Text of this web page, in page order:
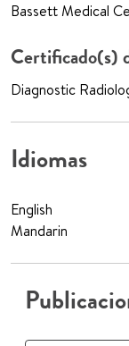
Bassett Medical
Certificado(s)
Diagnostic
Idiomas
English
Mandarin